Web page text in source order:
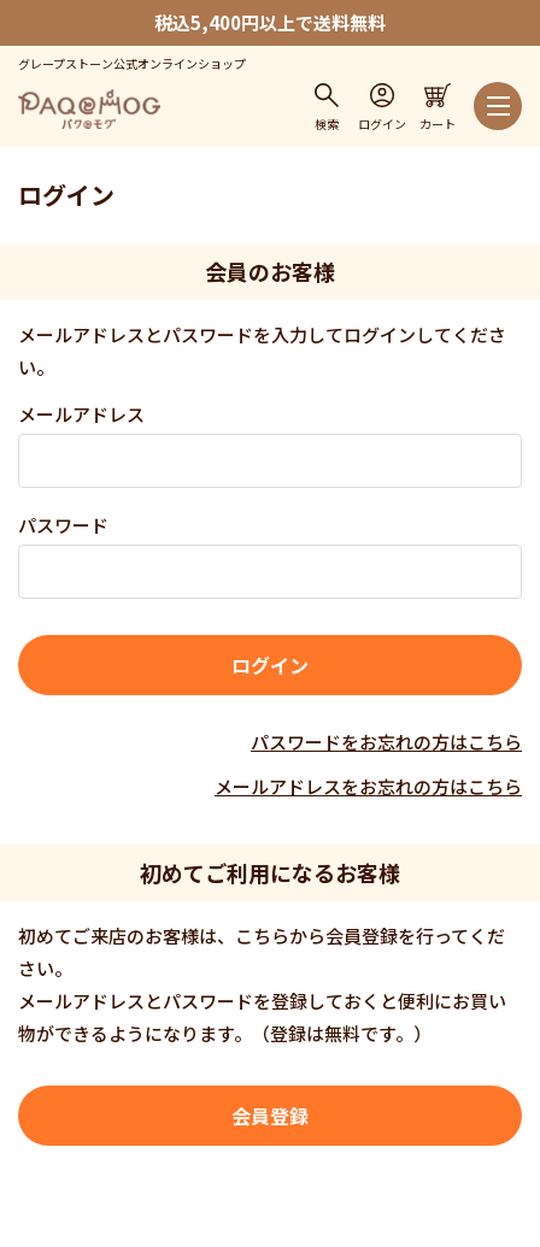
税込5,400円以上で送料無料
グレープストーン公式オンラインショップ
検索 ログイン カート
ログイン
会員のお客様
メールアドレスとパスワードを入力してログインしてくださ
い。
メールアドレス
パスワード
パスワードをお忘れの方はこちら
メールアドレスをお忘れの方はこちら
初めてご利用になるお客様
初めてご来店のお客様は、こちらから会員登録を行ってくだ
さい。
メールアドレスとパスワードを登録しておくと便利にお買い
物ができるようになります。（登録は無料です。）